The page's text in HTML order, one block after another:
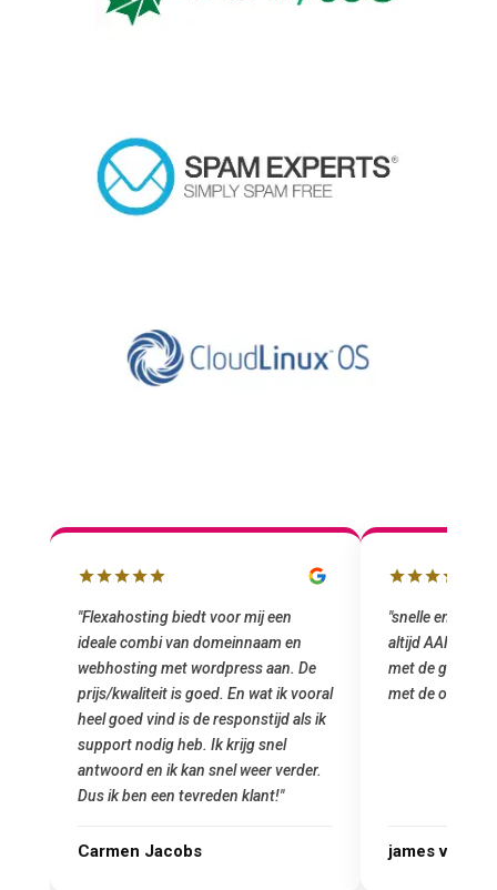
"snelle en vriendelijke service. staat
altijd AAN (: fijne prijzen vergeleken
met de grote jongens en dus nu al blij
met de overstap!"
james van oranje
"Top service. Ik
het installeren
was meteen
gemaakt. Top
Marcel Thijs